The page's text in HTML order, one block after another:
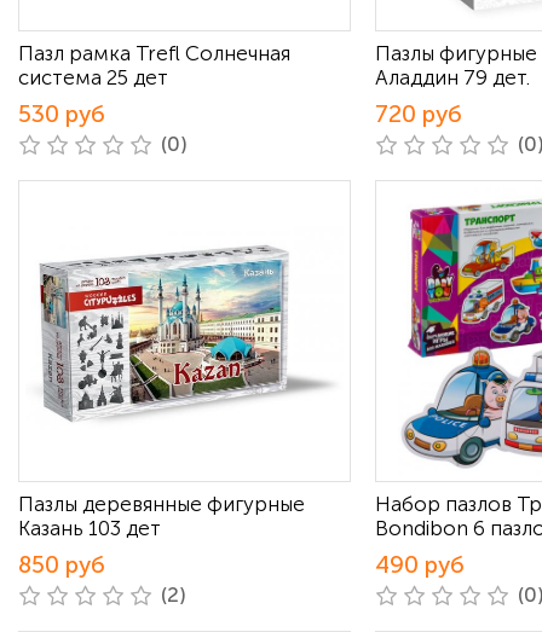
Пазл рамка Trefl Солнечная
система 25 дет
530 руб
(0)
Пазлы
Аладдин 79 дет.
720 руб
Пазлы деревянные фигурные
Казань 103 дет
850 руб
(2)
Набор пазлов
Bondibon 6
490 руб